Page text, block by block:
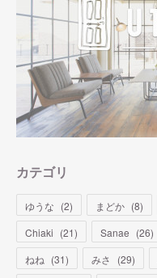
カテゴリ
ゆうな (2) まどか (8)
Chiaki (21) Sanae (26)
ねね (31) みさ (29)